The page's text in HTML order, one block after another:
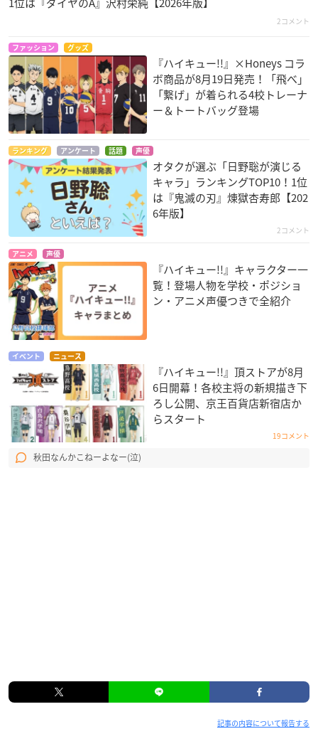
2コメント
ファッション グッズ
『ハイキュー!!』×Honeys コラ
ボ商品が8月19日発売！「飛べ」
「繋げ」が着られる4校トレーナ
ー＆トートバッグ登場
ランキング アンケート 話題 声優
オタクが選ぶ「日野聡が演じる
キャラ」ランキングTOP10！1位
は『鬼滅の刃』煉󠄁獄杏寿郎【202
6年版】
2コメント
アニメ 声優
『ハイキュー!!』キャラクター一
覧！登場人物を学校・ポジショ
ン・アニメ声優つきで全紹介
イベント ニュース
『ハイキュー!!』頂ストアが8月
6日開幕！各校主将の新規描き下
ろし公開、京王百貨店新宿店か
らスタート
19コメント
秋田なんかこねーよなー(泣)
記事の内容について報告する